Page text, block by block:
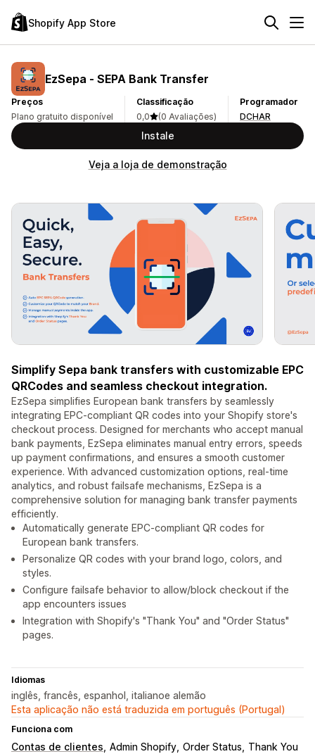
Shopify App Store
EzSepa ‑ SEPA Bank Transfer
Preços
Plano gratuito disponível
Classificação
0,0
(0 Avaliações)
Programador
DCHAR
Instale
Veja a loja de demonstração
Simplify Sepa bank transfers with customizable EPC
QRCodes and seamless checkout integration.
EzSepa simplifies European bank transfers by seamlessly
integrating EPC-compliant QR codes into your Shopify store's
checkout process. Designed for merchants who accept manual
bank payments, EzSepa eliminates manual entry errors, speeds
up payment confirmations, and ensures a smooth customer
experience. With advanced customization options, real-time
analytics, and robust failsafe mechanisms, EzSepa is a
comprehensive solution for managing bank transfer payments
efficiently.
Automatically generate EPC-compliant QR codes for
European bank transfers.
Personalize QR codes with your brand logo, colors, and
styles.
Configure failsafe behavior to allow/block checkout if the
app encounters issues
Integration with Shopify's "Thank You" and "Order Status"
pages.
Idiomas
inglês, francês, espanhol, italianoe alemão
Esta aplicação não está traduzida em português (Portugal)
Funciona com
Contas de clientes Admin Shopify Order Status Thank You